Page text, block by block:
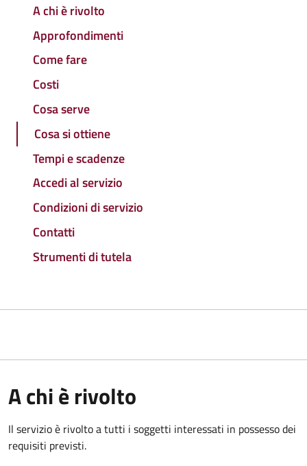
A chi è rivolto
Approfondimenti
Come fare
Costi
Cosa serve
Cosa si ottiene
Tempi e scadenze
Accedi al servizio
Condizioni di servizio
Contatti
Strumenti di tutela
A chi è rivolto
Il servizio è rivolto a tutti i soggetti interessati in possesso dei
requisiti previsti.